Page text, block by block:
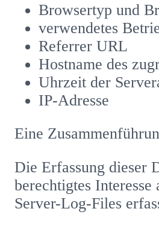
Browsertyp und
verwendetes
Referrer URL
Hostname des
Uhrzeit der
IP-Adresse
Eine
Die Erfassung dieser
berechtigtes
Server-Log-Files